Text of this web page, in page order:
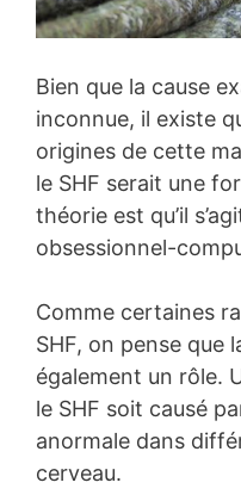
Bien que la cause
inconnue, il existe
origines de cette
le SHF serait une
théorie est qu’il
obsessionnel-
Comme certaines
SHF, on pense que
également un rôle.
le SHF soit causé
anormale dans
cerveau.